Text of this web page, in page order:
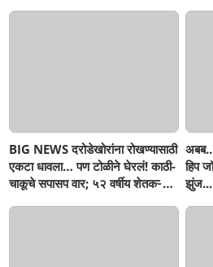
BIG NEWS दरोडेखोरांना रोखण्यासाठी
एकटा धावला… पण टोळीने घेरलं! काठी-
चाकूचे सपासप वार; ५२ वर्षीय शेतकऱ्याचा
हिप
झुंज...